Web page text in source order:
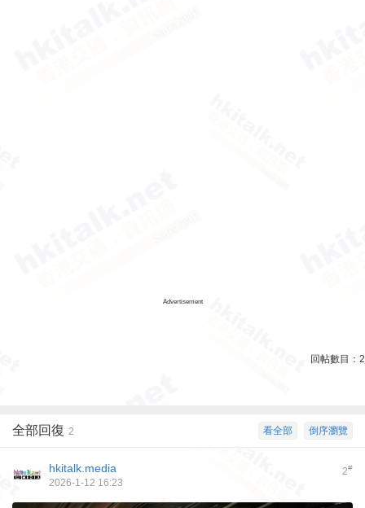
Advertisement
回帖數目： 2
倒序瀏覽
看全部
全部回復 2
2#
hkitalk.media
2026-1-12 16:23